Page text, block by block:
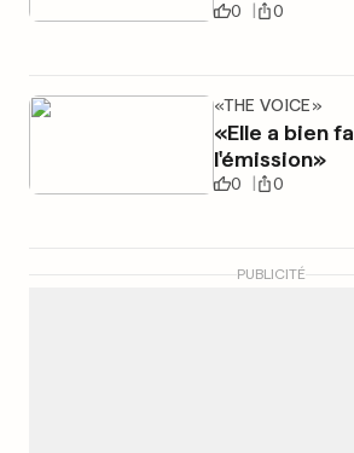
0 0
«THE VOICE»
«Elle a bien
l'émission»
0 0
PUBLICITÉ